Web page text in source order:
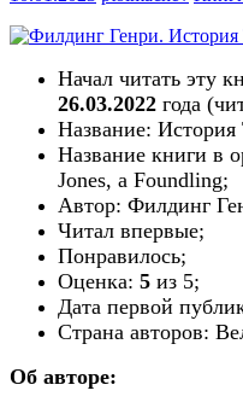
Начал читать эту
26.03.2022 года
Название:
Название книги в
Jones, a Foundling;
Автор: Филдинг
Читал впервые;
Понравилось;
Оценка: 5 из 5;
Дата первой
Страна авторов:
Об авторе: